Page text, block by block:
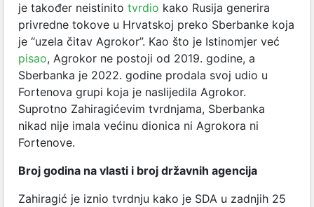
je također neistinito tvrdio kako Rusija generira
privredne tokove u Hrvatskoj preko Sberbanke koja
je “uzela čitav Agrokor”. Kao što je Istinomjer već
pisao, Agrokor ne postoji od 2019. godine, a
Sberbanka je 2022. godine prodala svoj udio u
Fortenova grupi koja je naslijedila Agrokor.
Suprotno Zahiragićevim tvrdnjama, Sberbanka
nikad nije imala većinu dionica ni Agrokora ni
Fortenove.
Broj godina na vlasti i broj državnih agencija
Zahiragić je iznio tvrdnju kako je SDA u zadnjih 25